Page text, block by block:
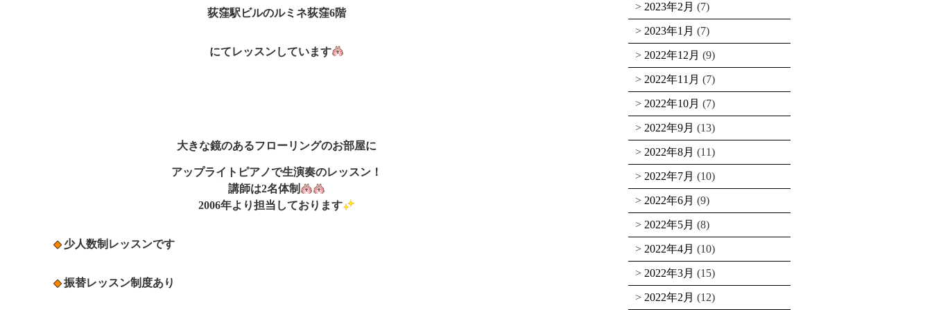
荻窪駅ビルのルミネ荻窪6階
にてレッスンしています
大きな鏡のあるフローリングのお部屋に
アップライトピアノで生演奏のレッスン！
講師は2名体制
2006年より担当しております
少人数制レッスンです
振替レッスン制度あり
2023年2月 (7)
2023年1月 (7)
2022年12月 (9)
2022年11月 (7)
2022年10月 (7)
2022年9月 (13)
2022年8月 (11)
2022年7月 (10)
2022年6月 (9)
2022年5月 (8)
2022年4月 (10)
2022年3月 (15)
2022年2月 (12)